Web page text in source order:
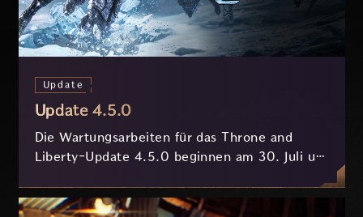
Update
Update 4.5.0
Die Wartungsarbeiten für das Throne and
Liberty-Update 4.5.0 beginnen am 30. Juli um
Stunden.